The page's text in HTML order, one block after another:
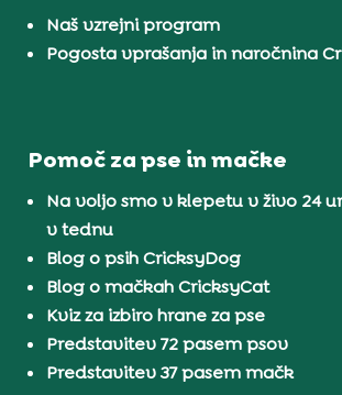
Naš vzrejni program
Pogosta vprašanja in naročnina
Pomoč za pse in mačke
Na voljo smo v klepetu v živo 24
v tednu
Blog o psih CricksyDog
Blog o mačkah CricksyCat
Kviz za izbiro hrane za pse
Predstavitev 72 pasem psov
Predstavitev 37 pasem mačk